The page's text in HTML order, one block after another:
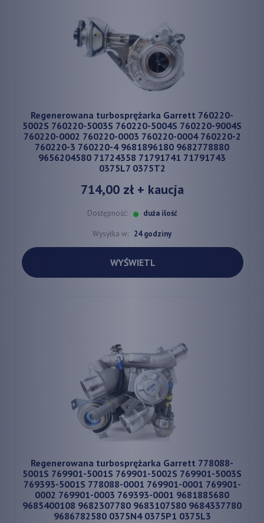
Regenerowana turbosprężarka Garrett 760220-
5002S 760220-5003S 760220-5004S 760220-9004S
760220-0002 760220-0003 760220-0004 760220-2
760220-3 760220-4 9681896180 9682778880
9656204580 71724358 71791741 71791743
0375L7 0375T2
714,00 zł+ kaucja
Dostępność: duża ilość
Wysyłka w: 24 godziny
WYŚWIETL
Regenerowana turbosprężarka Garrett 778088-
5001S 769901-5001S 769901-5002S 769901-5003S
769393-5001S 778088-0001 769901-0001 769901-
0002 769901-0003 769393-0001 9681885680
9685400108 9682307780 9683107580 9684337780
9686782580 0375N4 0375P1 0375L3